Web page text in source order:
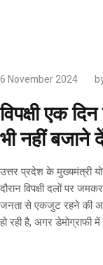
6 November 2024
विपक्षी एक
भी नहीं बजाने
उत्तर प्रदेश के मुख्यमंत्री
दौरान विपक्षी दलों पर
जनता से एकजुट रहने की
हो रही है, अगर